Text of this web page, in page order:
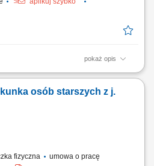
pokaż opis
zamówień na rury i
suwnicy oraz przemieszczanie
Kontrola zgodności i poprawności
osób starszych z j.
fizyczna
umowa o pracę